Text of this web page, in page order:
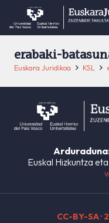
erabaki-
Euskara Juridikoa KSL
Euskal Hizkuntza
CC-BY-SA·